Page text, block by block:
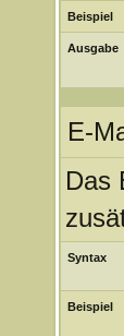
Beispiel
Ausgabe
E-
Das
Syntax
Beispiel